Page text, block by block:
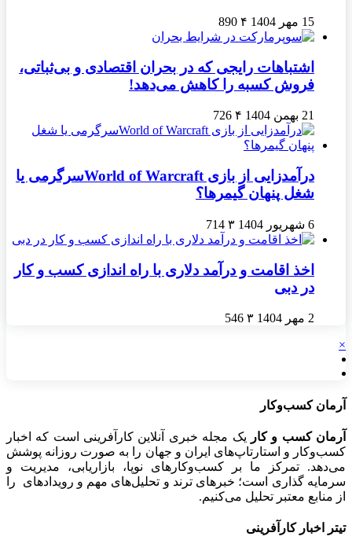
15 مهر 1404 ۴ 890
اشتباهات رایجی که در بحران اقتصادی و بی‌ثباتی،
فروش کسبه را کاهش می‌دهد!
21 بهمن 1404 ۴ 726
درآمدزایی از بازی World of Warcraftسرگرمی یا
شغل پنهان گیمرها؟
6 شهریور 1404 ۳ 714
اخذ اقامت و درآمد دلاری با راه اندازی کسب و کار
در دبی
2 مهر 1404 ۳ 546
×
آرمان کسب‌وکار
آرمان کسب و کار
یک مجله خبری آنلاین کارآفرینی است که اخبار
کسب‌وکار و استارتاپ‌های ایران و جهان را به صورت روزانه پوشش
می‌دهد. تمرکز ما بر کسب‌وکارهای نوپا، بازاریابی، مدیریت و
سرمایه گذاری است؛ خبرهای ترند و تحلیل‌های مهم و رویدادهای را
از منابع معتبر تحلیل می‌کنیم.
تیتر اخبار کارآفرینی